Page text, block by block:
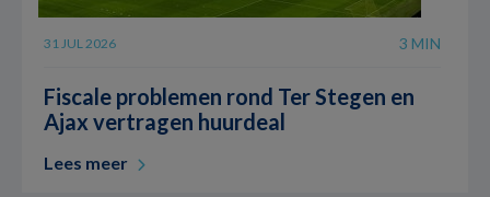
31 JUL 2026 3 MIN
Fiscale problemen rond Ter Stegen en
Ajax vertragen huurdeal
Lees meer